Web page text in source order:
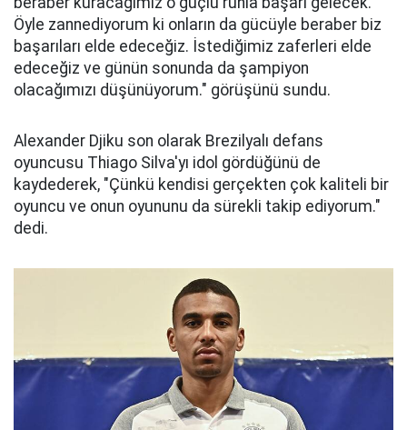
Öyle zannediyorum ki onların da gücüyle beraber biz
başarıları elde edeceğiz. İstediğimiz zaferleri elde
edeceğiz ve günün sonunda da şampiyon
olacağımızı düşünüyorum." görüşünü sundu.
Alexander Djiku son olarak Brezilyalı defans
oyuncusu Thiago Silva'yı idol gördüğünü de
kaydederek, "Çünkü kendisi gerçekten çok kaliteli bir
oyuncu ve onun oyununu da sürekli takip ediyorum."
dedi.